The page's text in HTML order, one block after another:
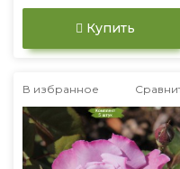
Купить
В избранное